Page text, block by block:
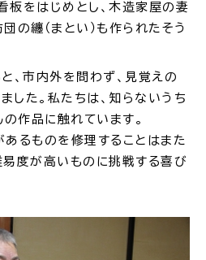
をはじめとし、 木造家屋の妻
の纏（まとい）も作られたそう
、市内外を問わず、見覚えの
した。私たちは、知らないうち
作品に触れています。
あるものを修理することはまた
易度が高いものに挑戦する喜び